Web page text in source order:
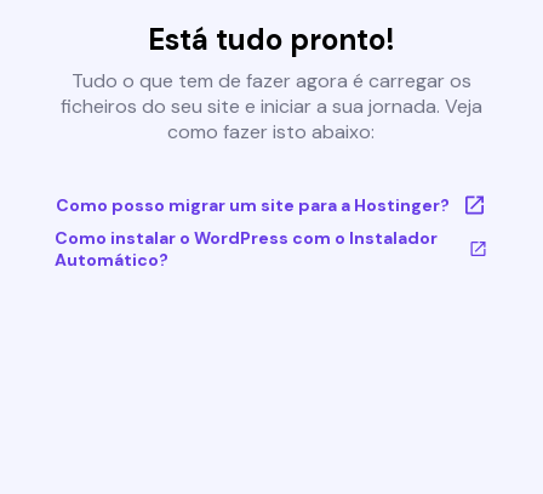
Está tudo pronto!
Tudo o que tem de fazer agora é carregar os
ficheiros do seu site e iniciar a sua jornada. Veja
como fazer isto abaixo:
Como posso migrar um site para a Hostinger?
Como instalar o WordPress com o Instalador
Automático?